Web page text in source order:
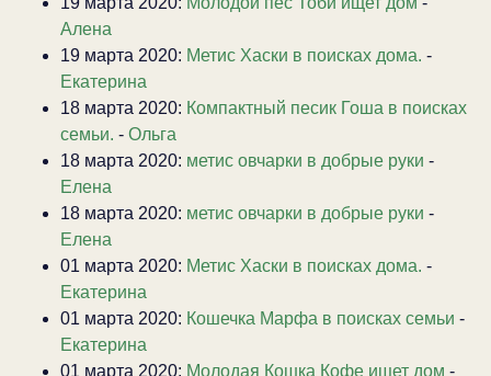
Алена
19 марта 2020: Метис Хаски в поисках дома. -
Екатерина
18 марта 2020: Компактный песик Гоша в поисках
семьи. - Ольга
18 марта 2020: метис овчарки в добрые руки -
Елена
18 марта 2020: метис овчарки в добрые руки -
Елена
01 марта 2020: Метис Хаски в поисках дома. -
Екатерина
01 марта 2020: Кошечка Марфа в поисках семьи -
Екатерина
01 марта 2020: Молодая Кошка Кофе ищет дом -